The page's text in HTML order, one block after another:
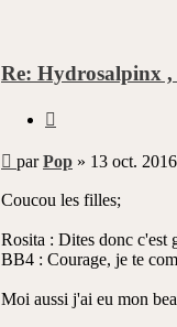
Re: Hydrosalpinx ,
Message
non
lu
parPop » 13 oct.
Coucou les filles;
Rosita : Dites donc c'est
BB4 : Courage, je te
Moi aussi j'ai eu mon